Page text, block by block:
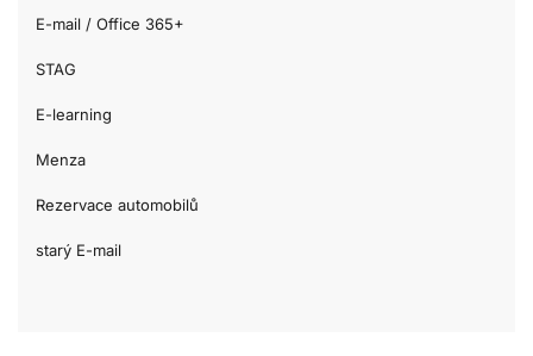
E-mail / Office 365+
STAG
E-learning
Menza
Rezervace automobilů
starý E-mail